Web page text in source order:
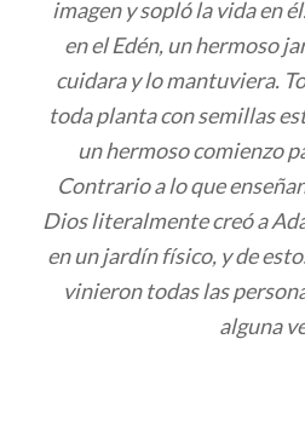
imagen y sopló la vida en
en el Edén, un hermoso
cuidara y lo mantuviera.
toda planta con semillas
un hermoso comienzo
Contrario a lo que
Dios literalmente creó a
en un jardín físico, y de
vinieron todas las
alguna